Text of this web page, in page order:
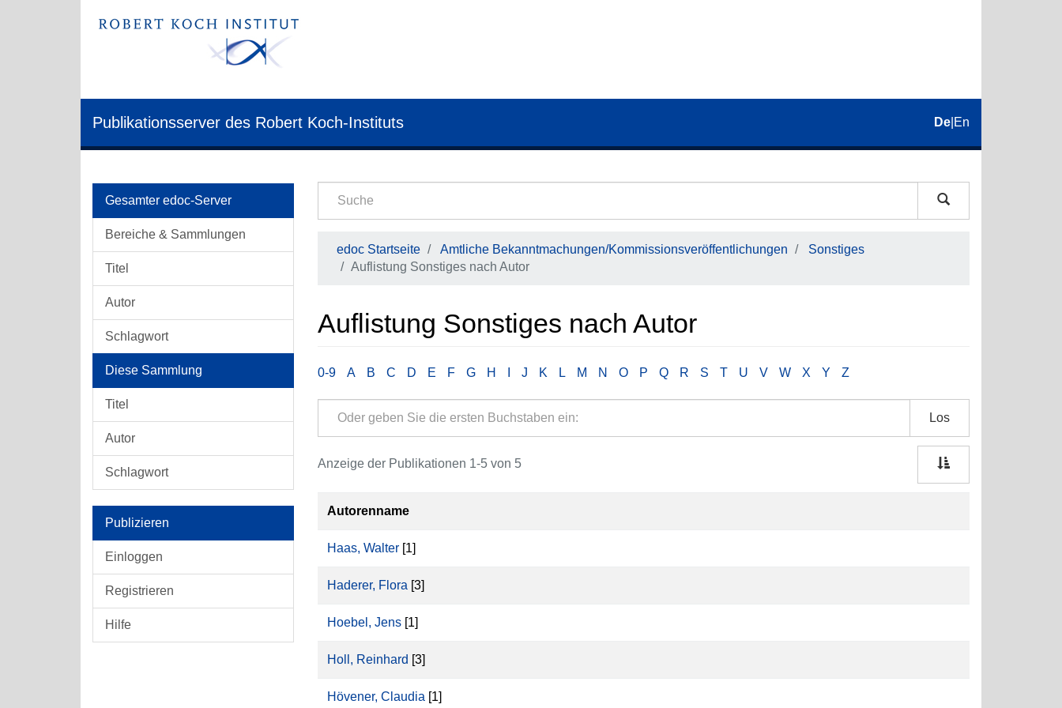
Publikationsserver des Robert Koch-Instituts De En
Gesamter edoc-Server
Bereiche & Sammlungen
Titel
Autor
Schlagwort
Diese Sammlung
Titel
Autor
Schlagwort
Publizieren
Einloggen
Registrieren
Hilfe
edoc Startseite Amtliche Bekanntmachungen/Kommissionsveröffentlichungen
Sonstiges
Auflistung Sonstiges nach Autor
Auflistung Sonstiges nach Autor
0-9 A B C D E F G H J K L M N O P Q R S T U V W X Y Z
Los
Anzeige der Publikationen 1-5 von 5
Autorenname
Haas, Walter [1]
Haderer, Flora [3]
Hoebel, Jens [1]
Holl, Reinhard [3]
Hövener, Claudia [1]